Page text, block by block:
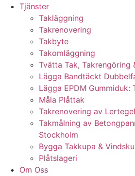
Tjänster
Takläggning
Takrenovering
Takbyte
Takomläggning
Tvätta Tak, Takrengöring
Lägga Bandtäckt
Lägga EPDM Gummiduk:
Måla Plåttak
Takrenovering av
Takmålning av
Stockholm
Bygga Takkupa &
Plåtslageri
Om Oss